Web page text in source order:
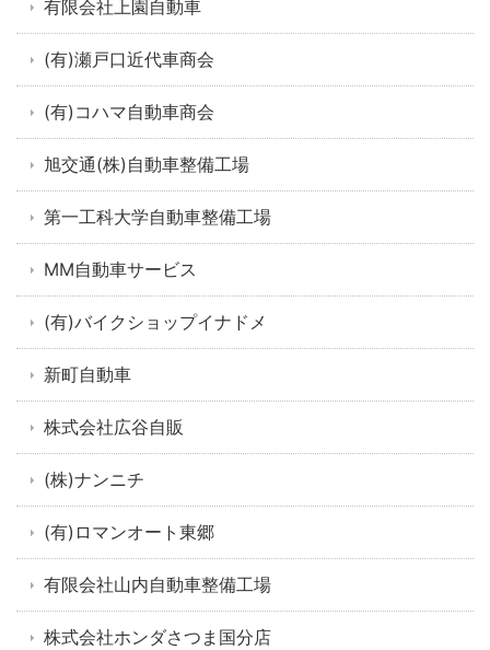
有限会社上園自動車
(有)瀬戸口近代車商会
(有)コハマ自動車商会
旭交通(株)自動車整備工場
第一工科大学自動車整備工場
MM自動車サービス
(有)バイクショップイナドメ
新町自動車
株式会社広谷自販
(株)ナンニチ
(有)ロマンオート東郷
有限会社山内自動車整備工場
株式会社ホンダさつま国分店